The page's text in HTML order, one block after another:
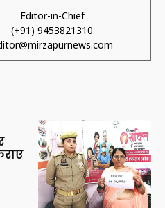
Editor-in-Chief
(+91) 9453821310